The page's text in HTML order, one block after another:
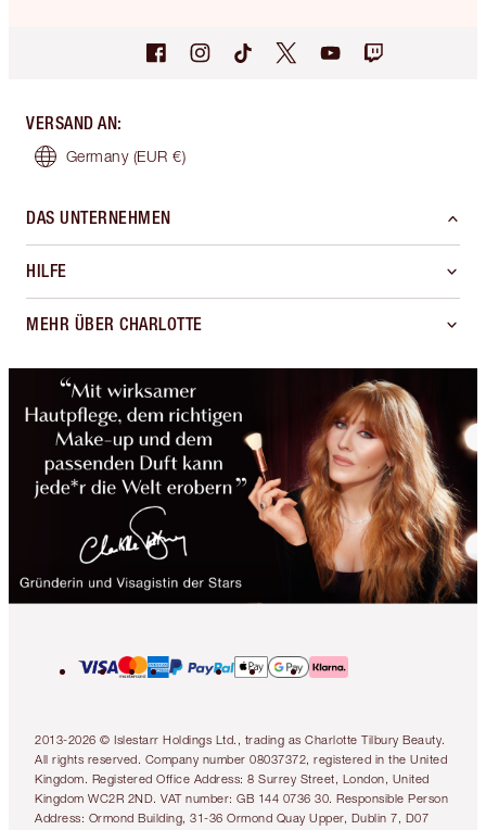
VERSAND AN:
Germany (EUR €)
DAS UNTERNEHMEN
HILFE
MEHR ÜBER CHARLOTTE
2013-2026 © Islestarr Holdings Ltd., trading as Charlotte Tilbury Beauty.
All rights reserved. Company number 08037372, registered in the United
Kingdom. Registered Office Address: 8 Surrey Street, London, United
Kingdom WC2R 2ND. VAT number: GB 144 0736 30. Responsible Person
Address: Ormond Building, 31-36 Ormond Quay Upper, Dublin 7, D07